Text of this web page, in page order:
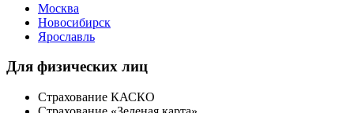
Москва
Новосибирск
Ярославль
Для физических лиц
Страхование КАСКО